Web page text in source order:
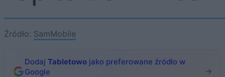
Źródło: SamMobile
Dodaj Tabletowo jako preferowane źródło w
Google